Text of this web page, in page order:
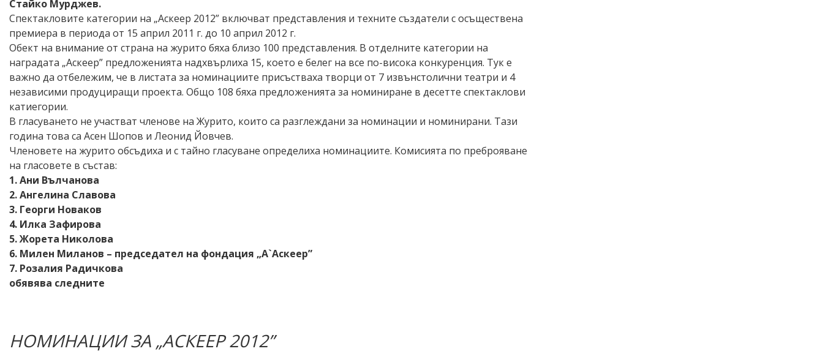
Стайко Мурджев.
Спектакловите категории на „Аскеер 2012” включват представления и техните създатели с осъществена
премиера в периода от 15 април 2011 г. до 10 април 2012 г.
Обект на внимание от страна на журито бяха близо 100 представления. В отделните категории на
наградата „Аскеер” предложенията надхвърлиха 15, което е белег на все по-висока конкуренция. Тук е
важно да отбележим, че в листата за номинациите присъстваха творци от 7 извънстолични театри и 4
независими продуциращи проекта. Общо 108 бяха предложенията за номиниране в десетте спектаклови
катиегории.
В гласуването не участват членове на Журито, които са разглеждани за номинации и номинирани. Тази
година това са Асен Шопов и Леонид Йовчев.
Членовете на журито обсъдиха и с тайно гласуване определиха номинациите. Комисията по преброяване
на гласовете в състав:
1. Ани Вълчанова
2. Ангелина Славова
3. Георги Новаков
4. Илка Зафирова
5. Жорета Николова
6. Милен Миланов – председател на фондация „А`Аскеер”
7. Розалия Радичкова
обявява следните
НОМИНАЦИИ ЗА „АСКЕЕР 2012”